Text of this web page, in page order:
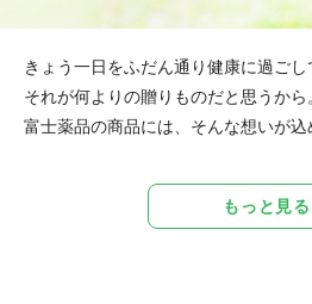
きょう一日をふだん通り健康に過ごし
それが何よりの贈りものだと思うから
富士薬品の商品には、そんな想いが込
もっと見る